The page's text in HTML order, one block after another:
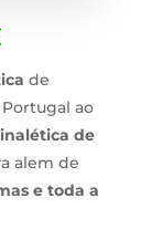
de
ao
de
alem de
e toda a